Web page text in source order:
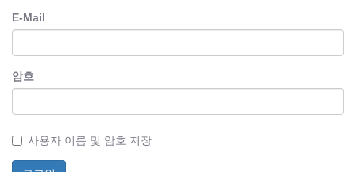
E-Mail
암호
사용자 이름 및 암호 저장